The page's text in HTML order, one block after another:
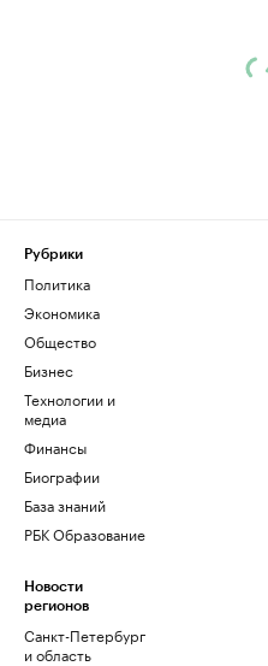
Рубрики
Политика
Экономика
Общество
Бизнес
Технологии и
медиа
Финансы
Биографии
База знаний
РБК Образование
Новости
регионов
Санкт-Петербург
и область